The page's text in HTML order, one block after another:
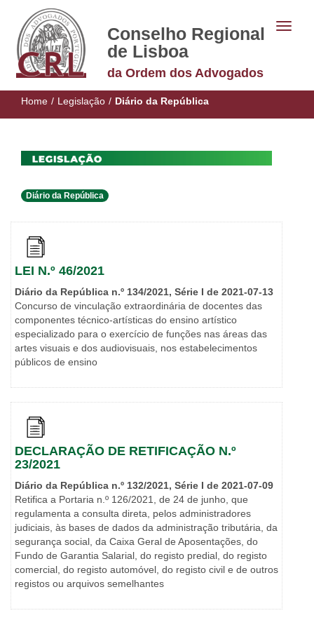
Conselho Regional
de Lisboa
da Ordem dos Advogados
Home / Legislação / Diário da República
Diário da República
LEI N.º 46/2021
Diário da República n.º 134/2021, Série I de 2021-07-13
Concurso de vinculação extraordinária de docentes das
componentes técnico-artísticas do ensino artístico
especializado para o exercício de funções nas áreas das
artes visuais e dos audiovisuais, nos estabelecimentos
públicos de ensino
DECLARAÇÃO DE RETIFICAÇÃO N.º
23/2021
Diário da República n.º 132/2021, Série I de 2021-07-09
Retifica a Portaria n.º 126/2021, de 24 de junho, que
regulamenta a consulta direta, pelos administradores
judiciais, às bases de dados da administração tributária, da
segurança social, da Caixa Geral de Aposentações, do
Fundo de Garantia Salarial, do registo predial, do registo
comercial, do registo automóvel, do registo civil e de outros
registos ou arquivos semelhantes